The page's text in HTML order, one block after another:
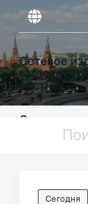
Сетевое
вестник»
Органы
городе
Сегодня